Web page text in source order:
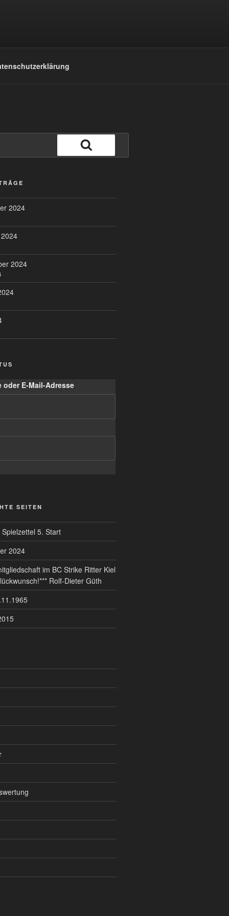
Suchen
2024
2024
oder E-Mail-Adresse
SEITEN
5. Start
2024
im BC Strike Ritter Kiel
Rolf-Dieter Güth